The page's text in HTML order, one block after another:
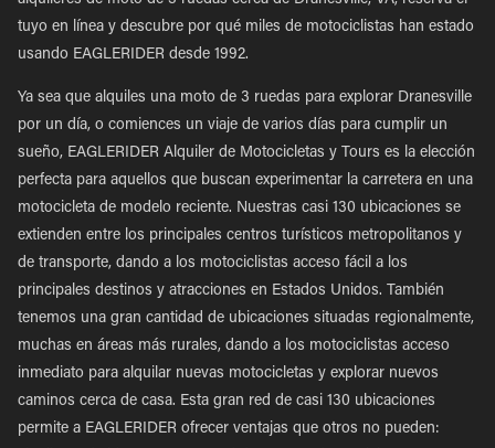
tuyo en línea y descubre por qué miles de motociclistas han estado
usando EAGLERIDER desde 1992.
Ya sea que alquiles una moto de 3 ruedas para explorar Dranesville
por un día, o comiences un viaje de varios días para cumplir un
sueño, EAGLERIDER Alquiler de Motocicletas y Tours es la elección
perfecta para aquellos que buscan experimentar la carretera en una
motocicleta de modelo reciente. Nuestras casi 130 ubicaciones se
extienden entre los principales centros turísticos metropolitanos y
de transporte, dando a los motociclistas acceso fácil a los
principales destinos y atracciones en Estados Unidos. También
tenemos una gran cantidad de ubicaciones situadas regionalmente,
muchas en áreas más rurales, dando a los motociclistas acceso
inmediato para alquilar nuevas motocicletas y explorar nuevos
caminos cerca de casa. Esta gran red de casi 130 ubicaciones
permite a EAGLERIDER ofrecer ventajas que otros no pueden: